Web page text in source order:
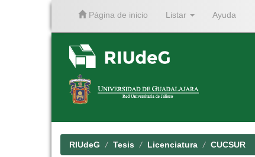
Página de inicio Listar Ayuda
RIUdeG Tesis Licenciatura CUCSUR